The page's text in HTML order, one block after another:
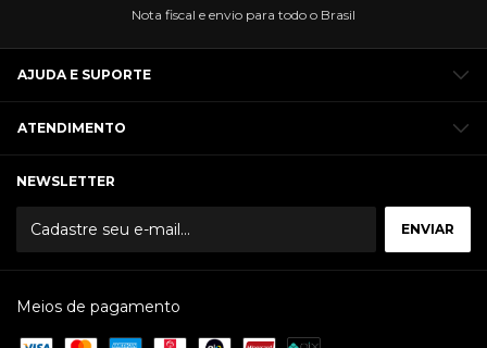
Nota fiscal e envio para todo o Brasil
AJUDA E SUPORTE
ATENDIMENTO
NEWSLETTER
Meios de pagamento